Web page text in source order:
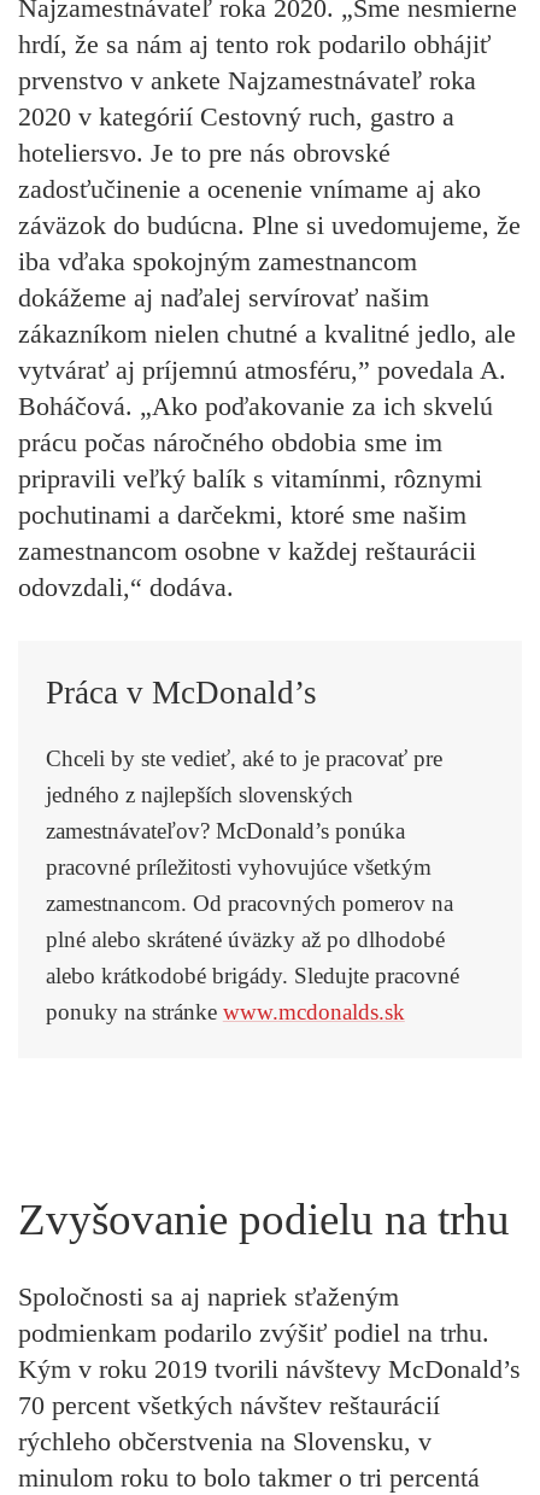
Najzamestnávateľ roka 2020. „Sme nesmierne
hrdí, že sa nám aj tento rok podarilo obhájiť
prvenstvo v ankete Najzamestnávateľ roka
2020 v kategórií Cestovný ruch, gastro a
hoteliersvo. Je to pre nás obrovské
zadosťučinenie a ocenenie vnímame aj ako
záväzok do budúcna. Plne si uvedomujeme, že
iba vďaka spokojným zamestnancom
dokážeme aj naďalej servírovať našim
zákazníkom nielen chutné a kvalitné jedlo, ale
vytvárať aj príjemnú atmosféru,” povedala A.
Boháčová. „Ako poďakovanie za ich skvelú
prácu počas náročného obdobia sme im
pripravili veľký balík s vitamínmi, rôznymi
pochutinami a darčekmi, ktoré sme našim
zamestnancom osobne v každej reštaurácii
odovzdali,“ dodáva.
Práca v McDonald’s
Chceli by ste vedieť, aké to je pracovať pre
jedného z najlepších slovenských
zamestnávateľov? McDonald’s ponúka
pracovné príležitosti vyhovujúce všetkým
zamestnancom. Od pracovných pomerov na
plné alebo skrátené úväzky až po dlhodobé
alebo krátkodobé brigády. Sledujte pracovné
ponuky na stránke www.mcdonalds.sk
Zvyšovanie podielu na trhu
Spoločnosti sa aj napriek sťaženým
podmienkam podarilo zvýšiť podiel na trhu.
Kým v roku 2019 tvorili návštevy McDonald’s
70 percent všetkých návštev reštaurácií
rýchleho občerstvenia na Slovensku, v
minulom roku to bolo takmer o tri percentá